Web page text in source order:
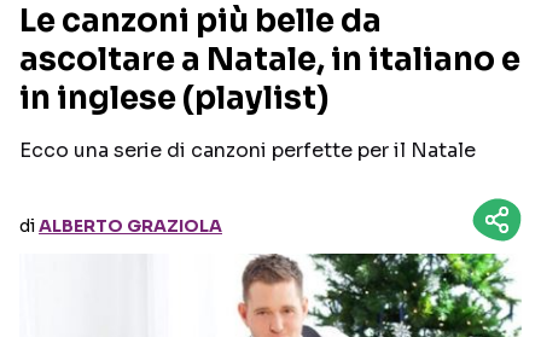
RECENSIONI MUSICALI
INTERVISTE
GOSSIP E CURIOSITÀ
TESTI CANZONI
TOUR ED EVENTI
TALENT SHOW
Seguici sui social
Le canzoni più belle da
ascoltare a Natale, in italiano e
in inglese (playlist)
Ecco una serie di canzoni perfette per il Natale
diALBERTO GRAZIOLA